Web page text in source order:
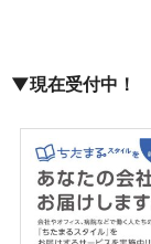
▼現在受付中！